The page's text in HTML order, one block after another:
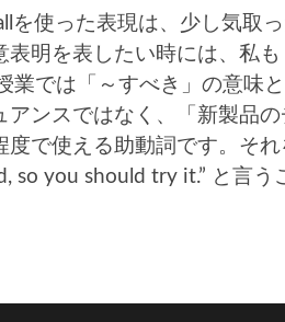
を使った表現は、少し気取
明を表したい時には、私も
業では「～すべき」の意味
アンスではなく、「新製品
度で使える助動詞です。そ
so you should try it.” と言う